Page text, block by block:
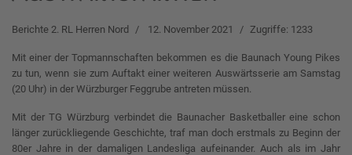
Berichte 2. RL Herren Nord 12. November 2021 Zugriffe: 1233
Mit einer der Topmannschaften bekommen es die Baunach Young Pikes
zu tun, wenn sie zum Auftakt einer weiteren Auswärtsserie am Samstag
(20 Uhr) in der Würzburger Feggrube antreten müssen.
Mit der TG Würzburg verbindet die Baunacher Basketballer eine schon
länger zurückliegende Geschichte, traf man doch erstmals zu Beginn der
80er Jahre in der damaligen Landesliga aufeinander. Auch als im Jahr